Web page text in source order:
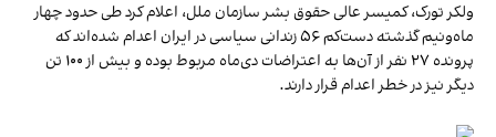
ولکر تورک، کمیسر عالی حقوق بشر سازمان ملل، اعلام کرد طی حدود چهار
ماه‌ونیم گذشته دست‌کم ۵۶ زندانی سیاسی در ایران اعدام شده‌اند که
پرونده ۲۷ نفر از آن‌ها به اعتراضات دی‌ماه مربوط بوده و بیش از ۱۰۰ تن
دیگر نیز در خطر اعدام قرار دارند.